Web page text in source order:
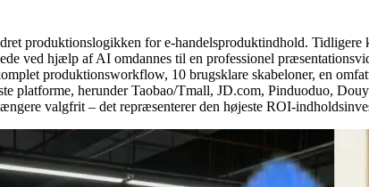
produktionslogikken for e-handelsproduktindhold.
ved hjælp af AI omdannes til en professionel
produktionsworkflow, 10 brugsklare skabeloner, en
platforme, herunder Taobao/Tmall, JD.com, Pinduoduo,
valgfrit – det repræsenterer den højeste ROI-